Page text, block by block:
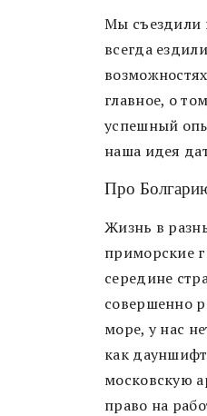
Мы съездили
всегда
главное, о
успешный
наша идея
Про
Жизнь в
приморские
середине
совершенно
море, у нас
как
московскую
право на